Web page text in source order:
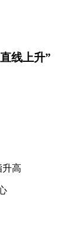
线上升”
高